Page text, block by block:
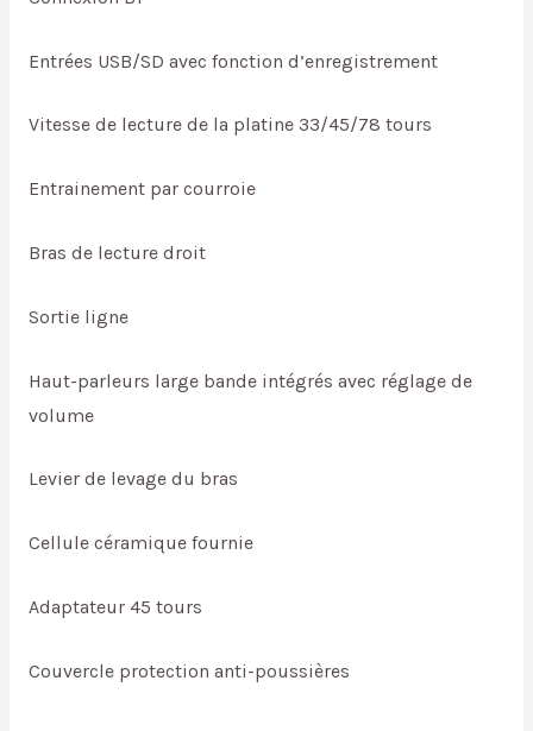
Entrées USB/SD avec fonction d’enregistrement
Vitesse de lecture de la platine 33/45/78 tours
Entrainement par courroie
Bras de lecture droit
Sortie ligne
Haut-parleurs large bande intégrés avec réglage de
volume
Levier de levage du bras
Cellule céramique fournie
Adaptateur 45 tours
Couvercle protection anti-poussières